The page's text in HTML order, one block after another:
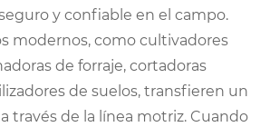
y confiable en el campo.
modernos, como cultivadores
de forraje, cortadoras
de suelos, transfieren un
través de la línea motriz. Cuando